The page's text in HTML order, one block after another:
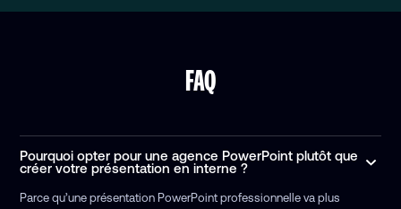
FAQ
Pourquoi opter pour une agence PowerPoint plutôt que
créer votre présentation en interne ?
Parce qu’une présentation PowerPoint professionnelle va plus